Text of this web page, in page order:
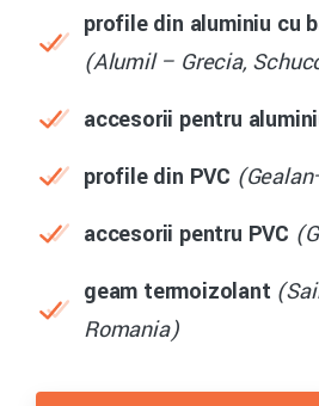
profile din aluminiu cu
(Alumil – Grecia,
accesorii pentru
profile din PVC
accesorii pentru PVC
geam termoizolant
Romania)